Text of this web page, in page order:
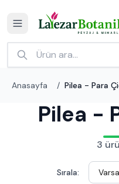
Anasayfa / Pilea - Para
Pilea -
3
Sırala: